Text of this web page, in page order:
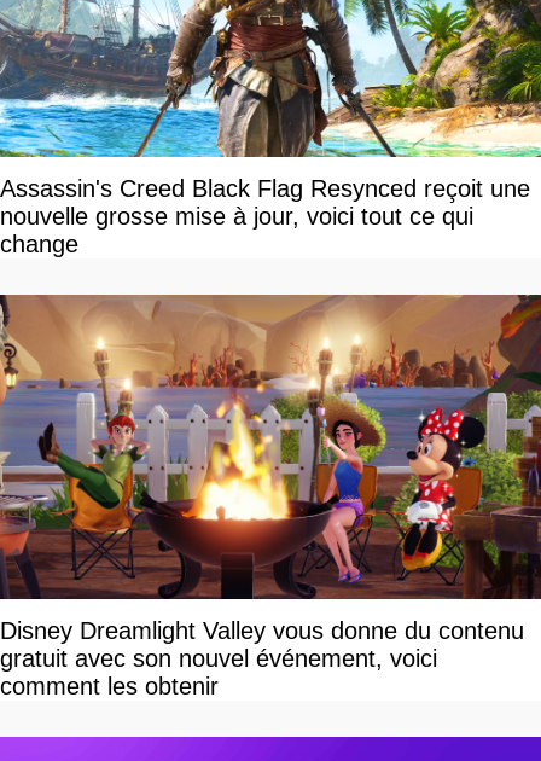
Assassin's Creed Black Flag Resynced reçoit une
nouvelle grosse mise à jour, voici tout ce qui
change
Disney Dreamlight Valley vous donne du contenu
gratuit avec son nouvel événement, voici
comment les obtenir